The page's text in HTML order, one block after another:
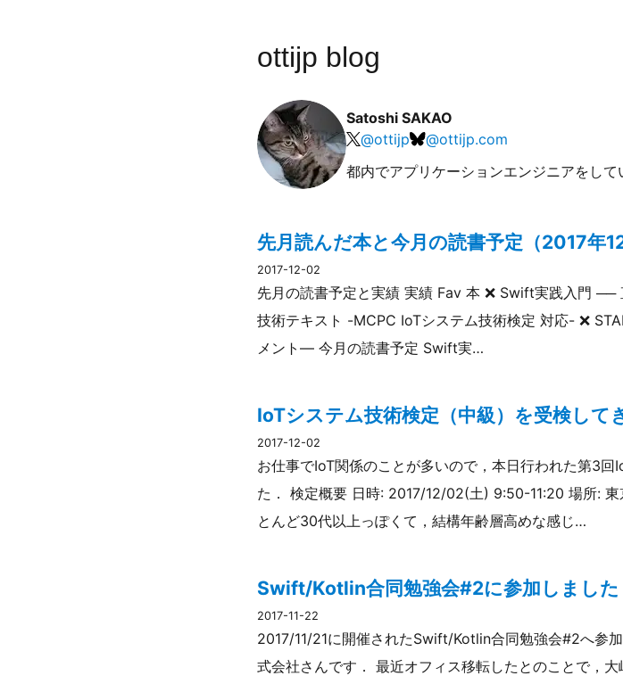
ottijp blog
Satoshi SAKAO
@ottijp @ottijp.com
都内でアプリケーションエンジニアをして
先月読んだ本と今月の読書予定（2017年12
2017-12-02
先月の読書予定と実績 実績 Fav 本 ❌ Swift実践入門 ──
技術テキスト -MCPC IoTシステム技術検定 対応- ❌
メント― 今月の読書予定 Swift実…
IoTシステム技術検定（中級）を受検して
2017-12-02
お仕事でIoT関係のことが多いので，本日行われた第3
た． 検定概要 日時: 2017/12/02(土) 9:50-11:20 場所:
とんど30代以上っぽくて，結構年齢層高めな感じ…
Swift/Kotlin合同勉強会#2に参加しました
2017-11-22
2017/11/21に開催されたSwift/Kotlin合同勉強会#2へ参
式会社さんです． 最近オフィス移転したとのことで，